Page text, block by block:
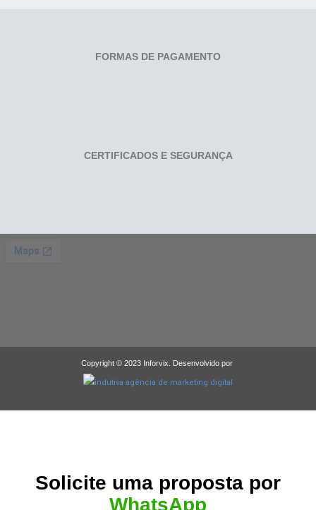
FORMAS DE PAGAMENTO
CERTIFICADOS E SEGURANÇA
Copyright © 2023 Inforvix. Desenvolvido por
Solicite uma proposta por
WhatsApp